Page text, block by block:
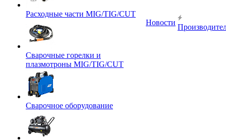
Расходные части MIG/TIG/CUT
Сварочные горелки и
плазмотроны MIG/TIG/CUT
Сварочное оборудование
Новости